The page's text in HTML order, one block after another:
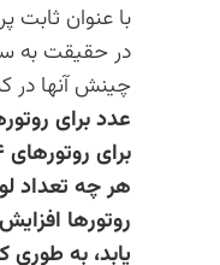
با عنوان ثابت
در حقیقت به
چینش آنها در
روتورها